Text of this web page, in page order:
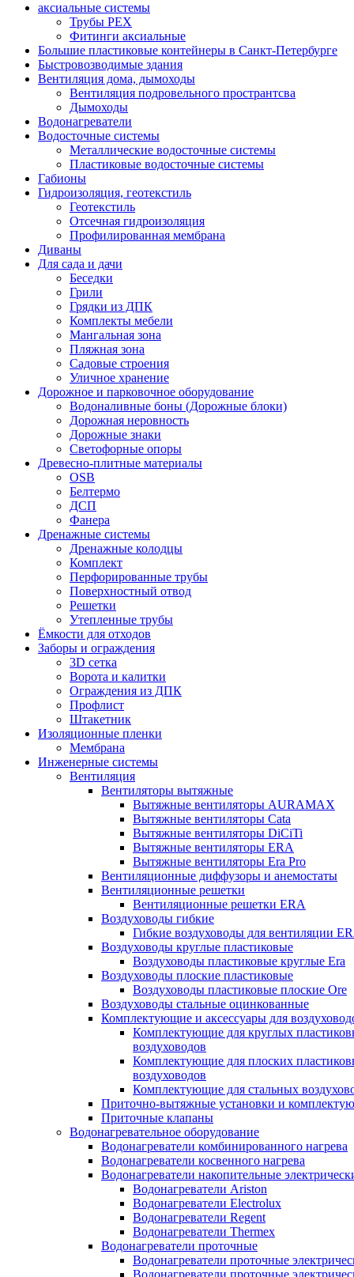
аксиальные системы
Трубы PEX
Фитинги аксиальные
Большие пластиковые контейнеры в Санкт-Петербурге
Быстровозводимые здания
Вентиляция дома, дымоходы
Вентиляция подровельного пространтсва
Дымоходы
Водонагреватели
Водосточные системы
Металлические водосточные системы
Пластиковые водосточные системы
Габионы
Гидроизоляция, геотекстиль
Геотекстиль
Отсечная гидроизоляция
Профилированная мембрана
Диваны
Для сада и дачи
Беседки
Грили
Грядки из ДПК
Комплекты мебели
Мангальная зона
Пляжная зона
Садовые строения
Уличное хранение
Дорожное и парковочное оборудование
Водоналивные боны (Дорожные блоки)
Дорожная неровность
Дорожные знаки
Светофорные опоры
Древесно-плитные материалы
OSB
Белтермо
ДСП
Фанера
Дренажные системы
Дренажные колодцы
Комплект
Перфорированные трубы
Поверхностный отвод
Решетки
Утепленные трубы
Ёмкости для отходов
Заборы и ограждения
3D сетка
Ворота и калитки
Ограждения из ДПК
Профлист
Штакетник
Изоляционные пленки
Мембрана
Инженерные системы
Вентиляция
Вентиляторы вытяжные
Вытяжные вентиляторы AURAMAX
Вытяжные вентиляторы Cata
Вытяжные вентиляторы DiCiTi
Вытяжные вентиляторы ERA
Вытяжные вентиляторы Era Pro
Вентиляционные диффузоры и анемостаты
Вентиляционные решетки
Вентиляционные решетки ERA
Воздуховоды гибкие
Гибкие воздуховоды для вентиляции
Воздуховоды круглые пластиковые
Воздуховоды пластиковые круглые Era
Воздуховоды плоские пластиковые
Воздуховоды пластиковые плоские Ore
Воздуховоды стальные оцинкованные
Комплектующие и аксессуары для
Комплектующие для круглых
воздуховодов
Комплектующие для плоских
воздуховодов
Комплектующие для стальных
Приточно-вытяжные установки и
Приточные клапаны
Водонагревательное оборудование
Водонагреватели комбинированного нагрева
Водонагреватели косвенного нагрева
Водонагреватели накопительные
Водонагреватели Ariston
Водонагреватели Electrolux
Водонагреватели Regent
Водонагреватели Thermex
Водонагреватели проточные
Водонагреватели проточные